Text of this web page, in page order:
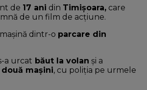
de 17 ani din Timișoara, care
de un film de acțiune.
dintr-o parcare din
a urcat băut la volan și a
mașini, cu poliția pe urmele